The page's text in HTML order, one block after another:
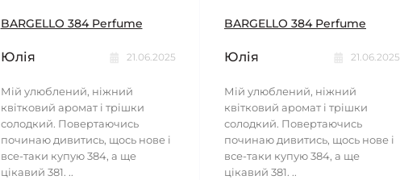
BARGELLO 384 Perfume
Юлія 21.06.2025
Мій улюблений, ніжний
квітковий аромат і трішки
солодкий. Повертаючись
починаю дивитись, щось нове і
все-таки купую 384, а ще
цікавий 381. ..
BARGELLO 384 Perfume
Юлія 21.06.2025
Мій улюблений, ніжний
квітковий аромат і трішки
солодкий. Повертаючись
починаю дивитись, щось нове і
все-таки купую 384, а ще
цікавий 381. ..